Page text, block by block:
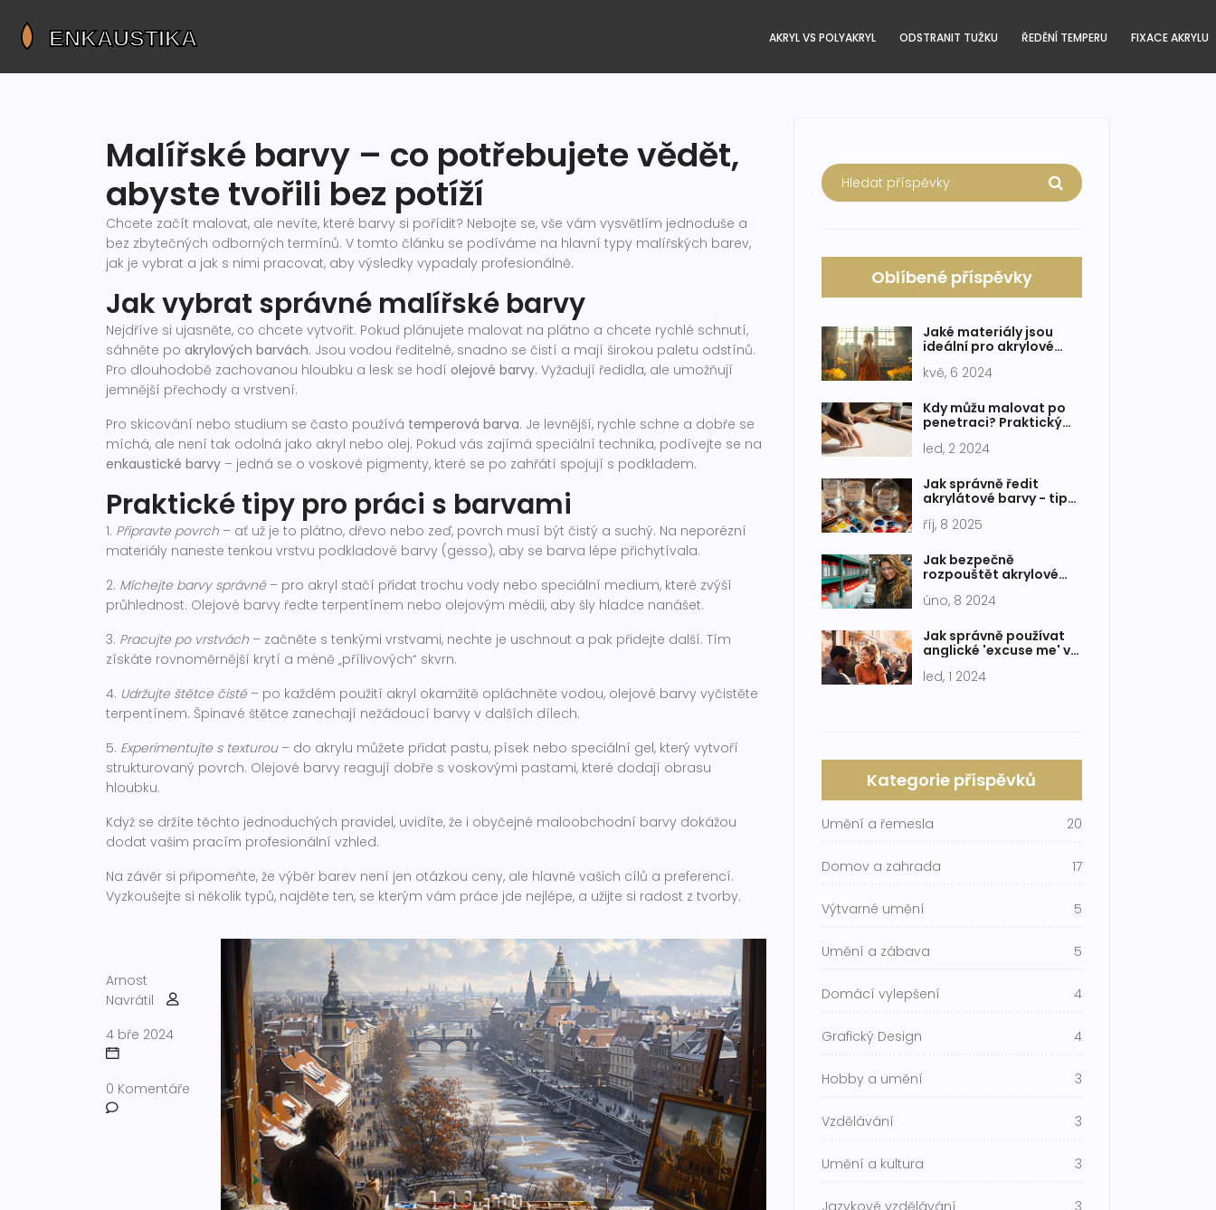
AKRYL VS POLYAKRYL ODSTRANIT TUŽKU ŘEDĚNÍ TEMPERU FIXACE AKRYLU
Malířské barvy – co potřebujete vědět,
abyste tvořili bez potíží
Chcete začít malovat, ale nevíte, které barvy si pořídit? Nebojte se, vše vám vysvětlím jednoduše a
bez zbytečných odborných termínů. V tomto článku se podíváme na hlavní typy malířských barev,
jak je vybrat a jak s nimi pracovat, aby výsledky vypadaly profesionálně.
Jak vybrat správné malířské barvy
Nejdříve si ujasněte, co chcete vytvořit. Pokud plánujete malovat na plátno a chcete rychlé schnutí,
sáhněte po akrylových barvách. Jsou vodou ředitelné, snadno se čistí a mají širokou paletu odstínů.
Pro dlouhodobě zachovanou hloubku a lesk se hodí olejové barvy. Vyžadují ředidla, ale umožňují
jemnější přechody a vrstvení.
Pro skicování nebo studium se často používá temperová barva. Je levnější, rychle schne a dobře se
míchá, ale není tak odolná jako akryl nebo olej. Pokud vás zajímá speciální technika, podívejte se na
enkaustické barvy – jedná se o voskové pigmenty, které se po zahřátí spojují s podkladem.
Praktické tipy pro práci s barvami
1. Připravte povrch – ať už je to plátno, dřevo nebo zeď, povrch musí být čistý a suchý. Na neporézní
materiály naneste tenkou vrstvu podkladové barvy (gesso), aby se barva lépe přichytívala.
2. Míchejte barvy správně – pro akryl stačí přidat trochu vody nebo speciální medium, které zvýší
průhlednost. Olejové barvy ředte terpentínem nebo olejovým médii, aby šly hladce nanášet.
3. Pracujte po vrstvách – začněte s tenkými vrstvami, nechte je uschnout a pak přidejte další. Tím
získáte rovnoměrnější krytí a méně „přílivových“ skvrn.
4. Udržujte štětce čisté – po každém použití akryl okamžitě opláchněte vodou, olejové barvy vyčistěte
terpentínem. Špinavé štětce zanechají nežádoucí barvy v dalších dílech.
5. Experimentujte s texturou– do akrylu můžete přidat pastu, písek nebo speciální gel, který vytvoří
strukturovaný povrch. Olejové barvy reagují dobře s voskovými pastami, které dodají obrasu
hloubku.
Když se držíte těchto jednoduchých pravidel, uvidíte, že i obyčejné maloobchodní barvy dokážou
dodat vašim pracím profesionální vzhled.
Na závěr si připomeňte, že výběr barev není jen otázkou ceny, ale hlavně vašich cílů a preferencí.
Vyzkoušejte si několik typů, najděte ten, se kterým vám práce jde nejlépe, a užijte si radost z tvorby.
Arnost
Navrátil
4 bře 2024
0 Komentáře
Oblíbené příspěvky
Jaké materiály jsou
ideální pro akrylové
kvě, 6 2024
Kdy můžu malovat po
penetraci? Praktický
plátno
led, 2 2024
Jak správně ředit
akrylátové barvy - tipy,
říj, 8 2025
Jak bezpečně
rozpouštět akrylové
průvodce
úno, 8 2024
Jak správně používat
anglické 'excuse me' v
led, 1 2024
Kategorie příspěvků
Umění a řemesla 20
Domov a zahrada 17
Výtvarné umění 5
Umění a zábava 5
Domácí vylepšení 4
Grafický Design 4
Hobby a umění 3
Vzdělávání 3
Umění a kultura 3
Jazykové vzdělávání 3